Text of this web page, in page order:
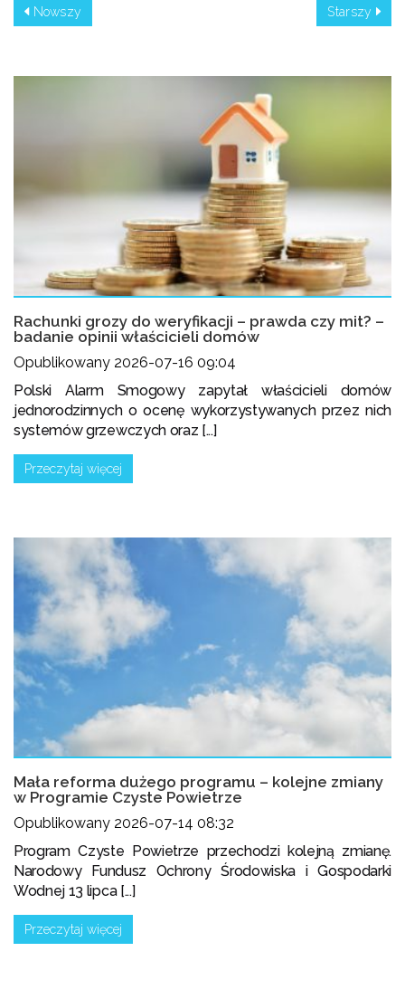
Nowszy Starszy
Rachunki grozy do weryfikacji – prawda czy mit? –
badanie opinii właścicieli domów
Opublikowany 2026-07-16 09:04
Polski Alarm Smogowy zapytał właścicieli domów
jednorodzinnych o ocenę wykorzystywanych przez nich
systemów grzewczych oraz [...]
Przeczytaj więcej
Mała reforma dużego programu – kolejne zmiany
w Programie Czyste Powietrze
Opublikowany 2026-07-14 08:32
Program Czyste Powietrze przechodzi kolejną zmianę.
Narodowy Fundusz Ochrony Środowiska i Gospodarki
Wodnej 13 lipca [...]
Przeczytaj więcej